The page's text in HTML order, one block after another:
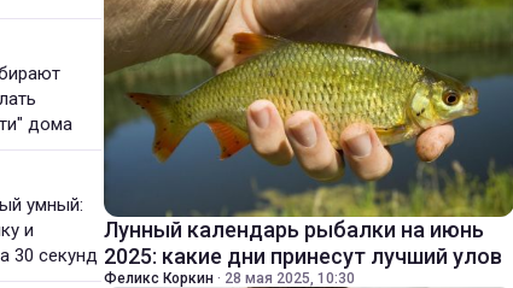
дома
умный:
и
30 секунд
Лунный календарь рыбалки на июнь
2025: какие дни принесут лучший улов
Феликс Коркин · 28 мая 2025, 10:30